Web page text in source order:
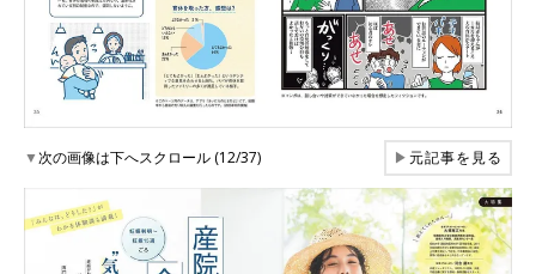
▼次の画像は下へスクロール (12/37) ▶元記事を見る